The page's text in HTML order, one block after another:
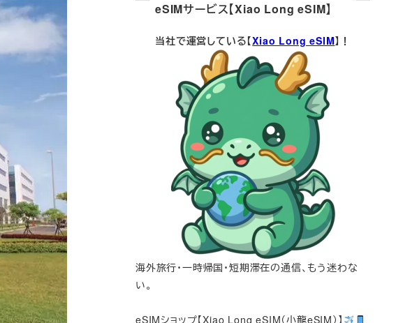
eSIMサービス【Xiao Long eSIM】
当社で運営している【Xiao Long eSIM】！
海外旅行・一時帰国・短期滞在の通信、もう迷わな
い。
eSIMショップ【Xiao Long eSIM（小龍eSIM）】